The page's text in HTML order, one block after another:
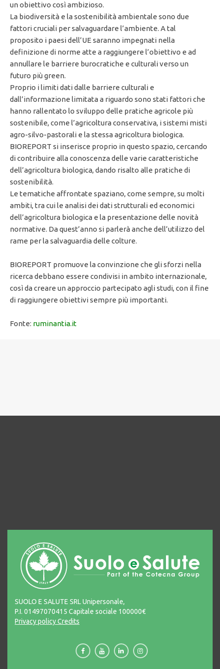
un obiettivo così ambizioso.
La biodiversità e la sostenibilità ambientale sono due
fattori cruciali per salvaguardare l’ambiente. A tal
proposito i paesi dell’UE saranno impegnati nella
definizione di norme atte a raggiungere l’obiettivo e ad
annullare le barriere burocratiche e culturali verso un
futuro più green.
Proprio i limiti dati dalle barriere culturali e
dall’informazione limitata a riguardo sono stati fattori che
hanno rallentato lo sviluppo delle pratiche agricole più
sostenibile, come l’agricoltura conservativa, i sistemi misti
agro-silvo-pastorali e la stessa agricoltura biologica.
BIOREPORT si inserisce proprio in questo spazio, cercando
di contribuire alla conoscenza delle varie caratteristiche
dell’agricoltura biologica, dando risalto alle pratiche di
sostenibilità.
Le tematiche affrontate spaziano, come sempre, su molti
ambiti, tra cui le analisi dei dati strutturali ed economici
dell’agricoltura biologica e la presentazione delle novità
normative. Da quest’anno si parlerà anche dell’utilizzo del
rame per la salvaguardia delle colture.
BIOREPORT promuove la convinzione che gli sforzi nella
ricerca debbano essere condivisi in ambito internazionale,
così da creare un approccio partecipato agli studi, con il fine
di raggiungere obiettivi sempre più importanti.
Fonte: ruminantia.it
SUOLO E SALUTE SRL Unipersonale,
P.I. 01497070415 Capitale sociale 100000€
Privacy policyCredits